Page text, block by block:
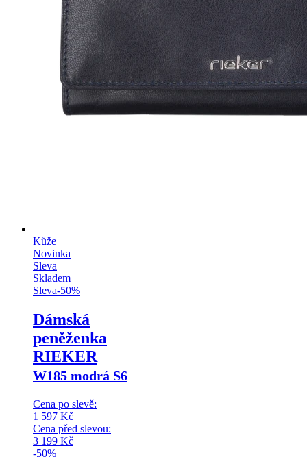
Kůže
Novinka
Sleva
Skladem
Sleva-50%
Dámská
peněženka
RIEKER
W185 modrá S6
Cena po slevě:
1 597 Kč
Cena před slevou:
3 199 Kč
-50%